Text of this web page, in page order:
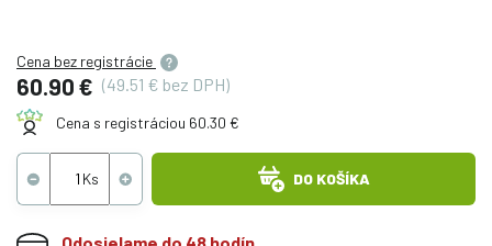
Cena bez registrácie
60.90 € (49.51 € bez DPH)
Cena s registráciou 60.30 €
DO KOŠÍKA